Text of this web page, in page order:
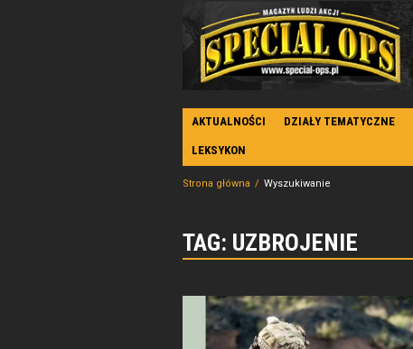
AKTUALNOŚCI DZIAŁY TEMATYCZNE
LEKSYKON
Strona główna Wyszukiwanie
TAG: UZBROJENIE